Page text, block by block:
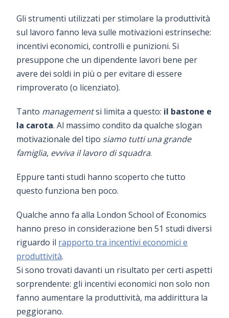
Gli strumenti utilizzati per stimolare la produttività
sul lavoro fanno leva sulle motivazioni estrinseche:
incentivi economici, controlli e punizioni. Si
presuppone che un dipendente lavori bene per
avere dei soldi in più o per evitare di essere
rimproverato (o licenziato).
Tanto managementsi limita a questo: il bastone e
la carota. Al massimo condito da qualche slogan
motivazionale del tipo siamo tutti una grande
famiglia, evviva il lavoro di squadra.
Eppure tanti studi hanno scoperto che tutto
questo funziona ben poco.
Qualche anno fa alla London School of Economics
hanno preso in considerazione ben 51 studi diversi
riguardo il rapporto tra incentivi economici e
produttività.
Si sono trovati davanti un risultato per certi aspetti
sorprendente: gli incentivi economici non solo non
fanno aumentare la produttività, ma addirittura la
peggiorano.